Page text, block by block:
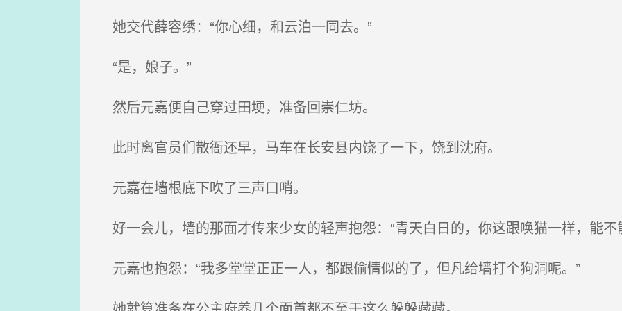
她交代薛容绣：“你心细，和云泊一同去。”
“是，娘子。”
然后元嘉便自己穿过田埂，准备回崇仁坊。
此时离官员们散衙还早，马车在长安县内饶了一下，饶到沈府。
元嘉在墙根底下吹了三声口哨。
好一会儿，墙的那面才传来少女的轻声抱怨：“青天白日的，你这跟唤猫一样，能不
元嘉也抱怨：“我多堂堂正正一人，都跟偷情似的了，但凡给墙打个狗洞呢。”